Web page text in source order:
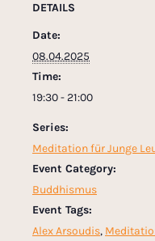
DETAILS
Date:
08.04.2025
Time:
19:30 - 21:00
Series:
Meditation für Junge
Event Category:
Buddhismus
Event Tags:
Alex Arsoudis,